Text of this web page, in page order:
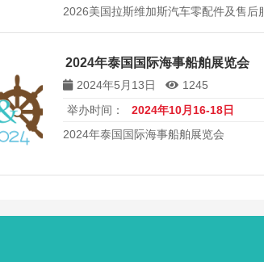
2026美国拉斯维加斯汽车零配件及售后
2024年泰国国际海事船舶展览会
2024年5月13日
1245
举办时间：
2024年10月16-18日
2024年泰国国际海事船舶展览会